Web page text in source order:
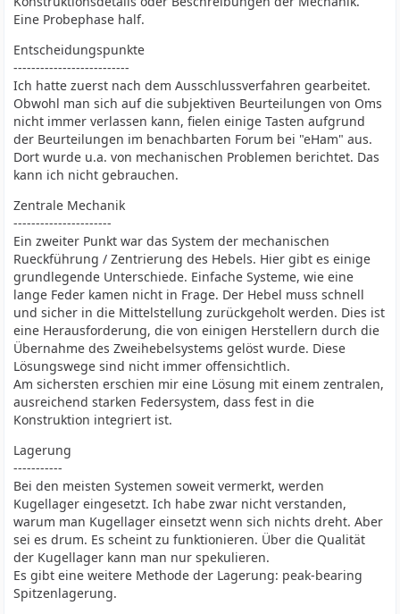
Eine Probephase half.
Entscheidungspunkte
--------------------------
Ich hatte zuerst nach dem Ausschlussverfahren gearbeitet.
Obwohl man sich auf die subjektiven Beurteilungen von Oms
nicht immer verlassen kann, fielen einige Tasten aufgrund
der Beurteilungen im benachbarten Forum bei "eHam" aus.
Dort wurde u.a. von mechanischen Problemen berichtet. Das
kann ich nicht gebrauchen.
Zentrale Mechanik
----------------------
Ein zweiter Punkt war das System der mechanischen
Rueckführung / Zentrierung des Hebels. Hier gibt es einige
grundlegende Unterschiede. Einfache Systeme, wie eine
lange Feder kamen nicht in Frage. Der Hebel muss schnell
und sicher in die Mittelstellung zurückgeholt werden. Dies ist
eine Herausforderung, die von einigen Herstellern durch die
Übernahme des Zweihebelsystems gelöst wurde. Diese
Lösungswege sind nicht immer offensichtlich.
Am sichersten erschien mir eine Lösung mit einem zentralen,
ausreichend starken Federsystem, dass fest in die
Konstruktion integriert ist.
Lagerung
-----------
Bei den meisten Systemen soweit vermerkt, werden
Kugellager eingesetzt. Ich habe zwar nicht verstanden,
warum man Kugellager einsetzt wenn sich nichts dreht. Aber
sei es drum. Es scheint zu funktionieren. Über die Qualität
der Kugellager kann man nur spekulieren.
Es gibt eine weitere Methode der Lagerung: peak-bearing
Spitzenlagerung.